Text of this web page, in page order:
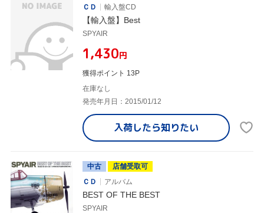
ＣＤ
輸入盤CD
【輸入盤】Best
SPYAIR
¥1,430円
獲得ポイント 13P
在庫なし
発売年月日：2015/01/12
入荷したら知りたい
中古
店舗受取可
ＣＤ
アルバム
BEST OF THE BEST
SPYAIR